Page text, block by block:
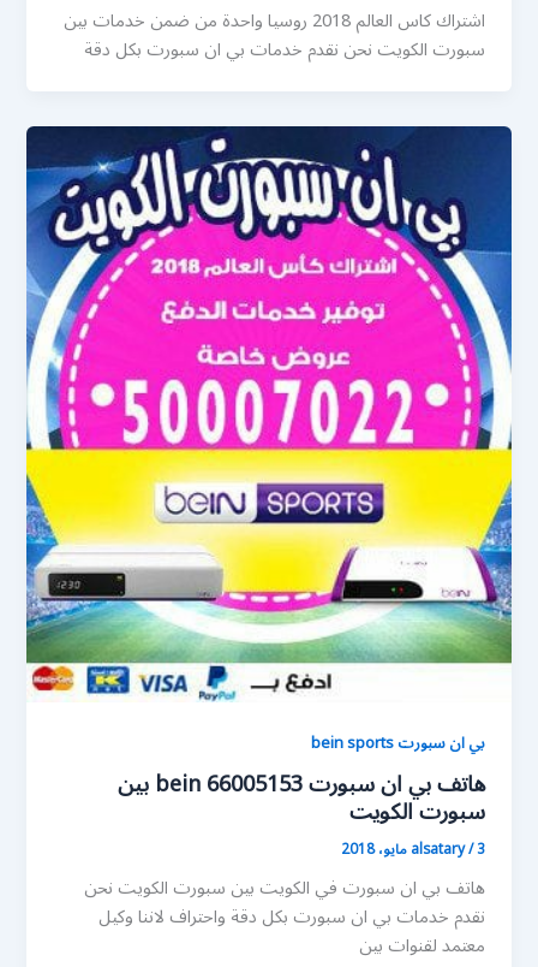
اشتراك كاس العالم 2018 روسيا واحدة من ضمن خدمات بين
سبورت الكويت نحن نقدم خدمات بي ان سبورت بكل دقة
بي ان سبورت bein sports
هاتف بي ان سبورت 66005153 bein بين
سبورت الكويت
alsatary/3 مايو، 2018
هاتف بي ان سبورت في الكويت بين سبورت الكويت نحن
نقدم خدمات بي ان سبورت بكل دقة واحتراف لاننا وكيل
معتمد لقنوات بين